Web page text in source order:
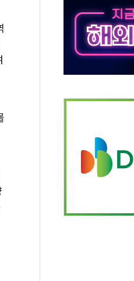
적 공급 확대·속도전 총력"
주 급등
않아"